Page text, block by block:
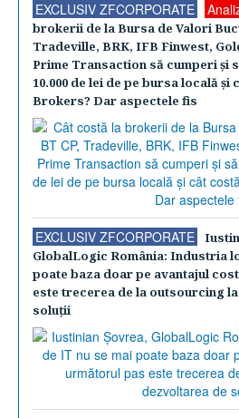
EXCLUSIV ZFCORPORATE
brokerii de la Bursa de Valori
Tradeville, BRK, IFB Finwest,
Prime Transaction să cumperi şi
10.000 de lei de pe bursa locală
Brokers? Dar aspectele fis
EXCLUSIV ZFCORPORATE
GlobalLogic România: Industria
poate baza doar pe avantajul
este trecerea de la outsourcing
soluţii